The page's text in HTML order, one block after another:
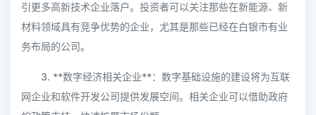
引更多高新技术企业落户。投资者可以关注那些在新能源、新
材料领域具有竞争优势的企业，尤其是那些已经在白银市有业
务布局的公司。
3. **数字经济相关企业**：数字基础设施的建设将为互联
网企业和软件开发公司提供发展空间。相关企业可以借助政府